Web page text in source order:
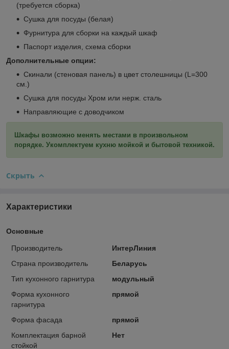
(требуется сборка)
Сушка для посуды (белая)
Фурнитура для сборки на каждый шкаф
Паспорт изделия, схема сборки
Дополнительные опции:
Скинали (стеновая панель) в цвет столешницы (L=300
см.)
Сушка для посуды Хром или нерж. сталь
Направляющие с доводчиком
Шкафы возможно менять местами в произвольном
порядке. Укомплектуем кухню мойкой и бытовой техникой.
Скрыть
Характеристики
Основные
Производитель
ИнтерЛиния
Страна производитель
Беларусь
Тип кухонного гарнитура
модульный
Форма кухонного
гарнитура
прямой
Форма фасада
прямой
Комплектация барной
стойкой
Нет